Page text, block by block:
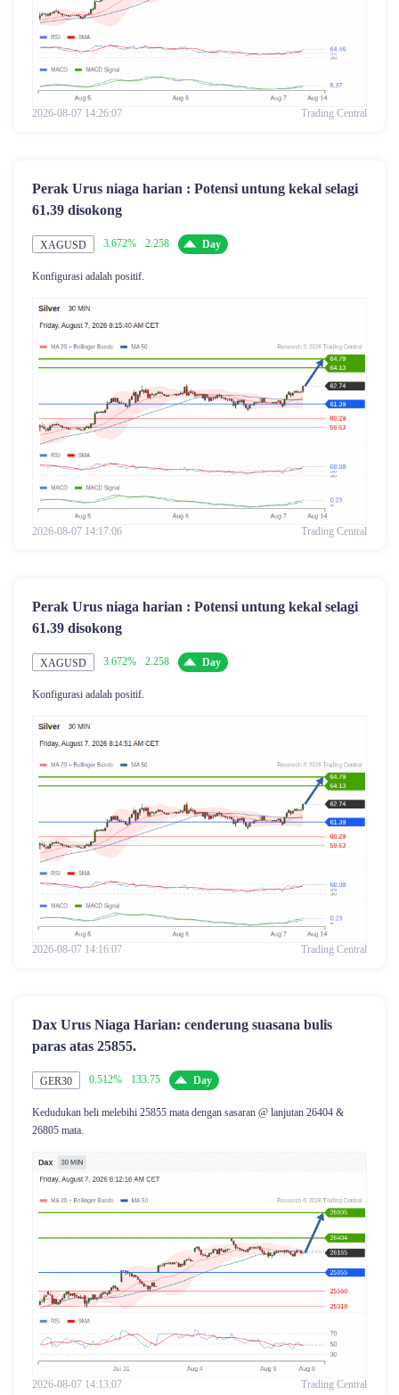
2026-08-07 14:26:07 Trading Central
Perak Urus niaga harian : Potensi untung kekal selagi
61.39 disokong
XAGUSD 3.672% 2.258 Day
Konfigurasi adalah positif.
2026-08-07 14:17:06 Trading Central
Perak Urus niaga harian : Potensi untung kekal selagi
61.39 disokong
XAGUSD 3.672% 2.258 Day
Konfigurasi adalah positif.
2026-08-07 14:16:07 Trading Central
Dax Urus Niaga Harian: cenderung suasana bulis
paras atas 25855.
GER30 0.512% 133.75 Day
Kedudukan beli melebihi 25855 mata dengan sasaran @ lanjutan 26404 &
26805 mata.
2026-08-07 14:13:07 Trading Central